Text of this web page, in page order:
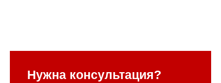
Нужна консультация?